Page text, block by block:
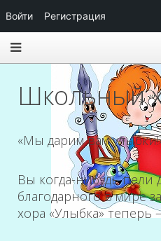
Школьный
«Мы дарим вам
Вы когда-нибудь пели
благодарного в мире
хора «Улыбка» теперь
Войти Регистрация